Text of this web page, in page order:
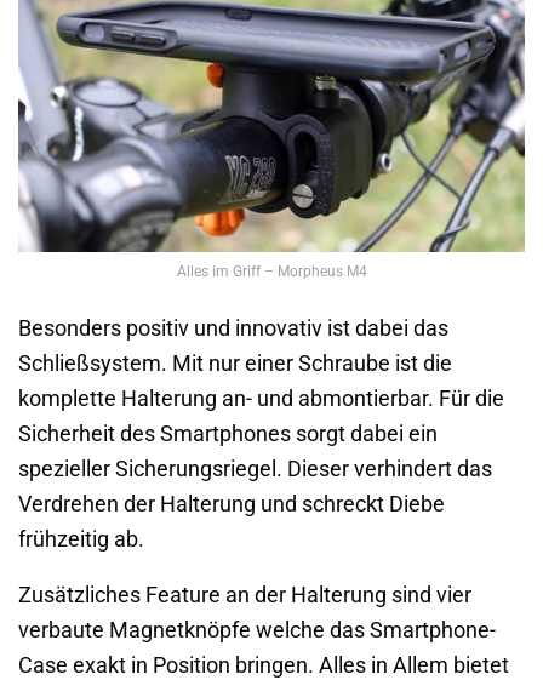
Alles im Griff – Morpheus M4
Besonders positiv und innovativ ist dabei das
Schließsystem. Mit nur einer Schraube ist die
komplette Halterung an- und abmontierbar. Für die
Sicherheit des Smartphones sorgt dabei ein
spezieller Sicherungsriegel. Dieser verhindert das
Verdrehen der Halterung und schreckt Diebe
frühzeitig ab.
Zusätzliches Feature an der Halterung sind vier
verbaute Magnetknöpfe welche das Smartphone-
Case exakt in Position bringen. Alles in Allem bietet